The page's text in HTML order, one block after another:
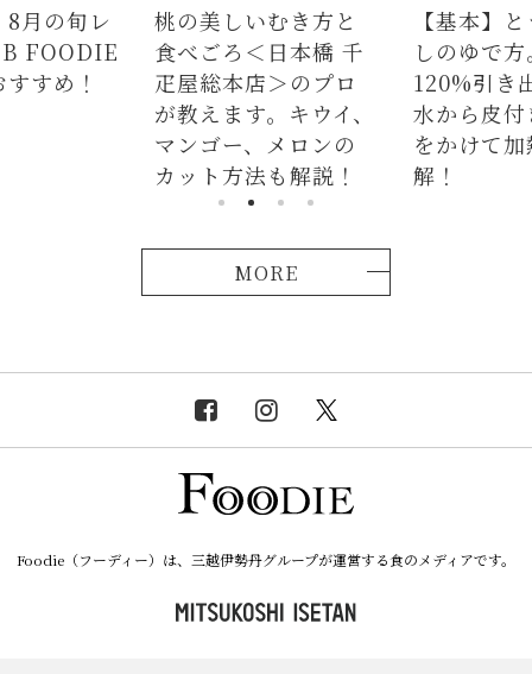
むき方と
日本橋 千
のプロ
【基本】とうもろこ
しのゆで方。甘さを
120%引き出すには、
水から皮付き＆時間
をかけて加熱が正
解！
【簡単】
の人気レ
ラダはタ
麺、よだ
つかない
説！
MORE
Foodie（フーディー）は、三越伊勢丹グループが運営する食のメディアです。